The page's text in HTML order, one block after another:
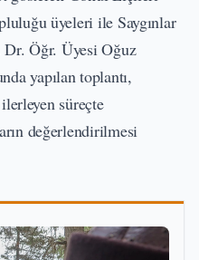
üyeleri ile Saygınlar
Öğr. Üyesi Oğuz
yapılan toplantı,
süreçte
değerlendirilmesi